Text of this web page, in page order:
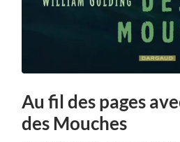
Au fil des pages
des Mouches